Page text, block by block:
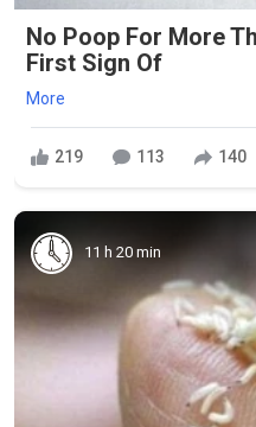
No Poop For More
First Sign Of
More
219 113 140
11 h 20 min